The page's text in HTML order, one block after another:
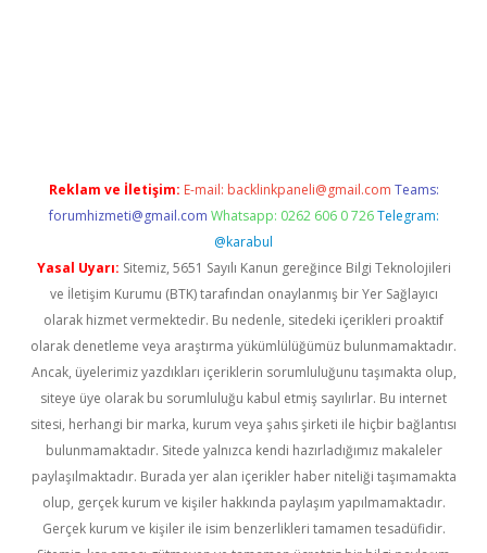
Reklam ve İletişim: E-mail: backlinkpaneli@gmail.com Teams:
forumhizmeti@gmail.com Whatsapp: 0262 606 0 726 Telegram:
@karabul
Yasal Uyarı: Sitemiz, 5651 Sayılı Kanun gereğince Bilgi Teknolojileri
ve İletişim Kurumu (BTK) tarafından onaylanmış bir Yer Sağlayıcı
olarak hizmet vermektedir. Bu nedenle, sitedeki içerikleri proaktif
olarak denetleme veya araştırma yükümlülüğümüz bulunmamaktadır.
Ancak, üyelerimiz yazdıkları içeriklerin sorumluluğunu taşımakta olup,
siteye üye olarak bu sorumluluğu kabul etmiş sayılırlar. Bu internet
sitesi, herhangi bir marka, kurum veya şahıs şirketi ile hiçbir bağlantısı
bulunmamaktadır. Sitede yalnızca kendi hazırladığımız makaleler
paylaşılmaktadır. Burada yer alan içerikler haber niteliği taşımamakta
olup, gerçek kurum ve kişiler hakkında paylaşım yapılmamaktadır.
Gerçek kurum ve kişiler ile isim benzerlikleri tamamen tesadüfidir.